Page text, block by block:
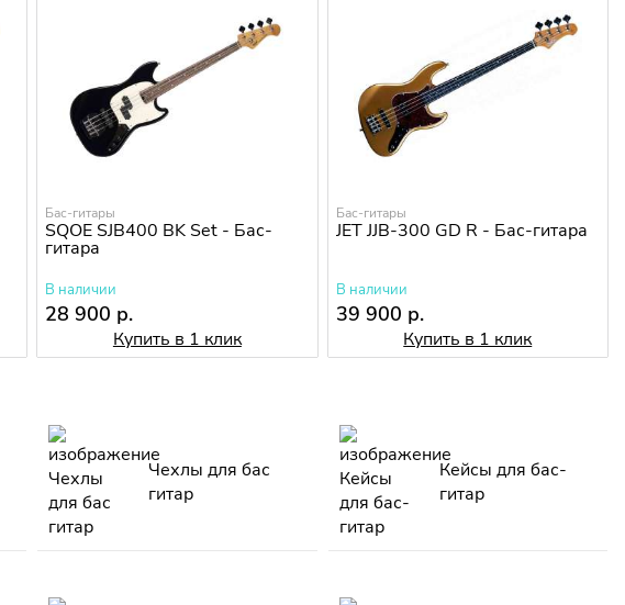
Бас-гитары
SQOE SJB400 BK Set - Бас-
гитара
В наличии
28 900 р.
Купить в 1 клик
Бас-гитары
JET JJB-300 GD R - Бас-гитара
В наличии
39 900 р.
Купить в 1 клик
Чехлы для бас
гитар
Кейсы для бас-
гитар